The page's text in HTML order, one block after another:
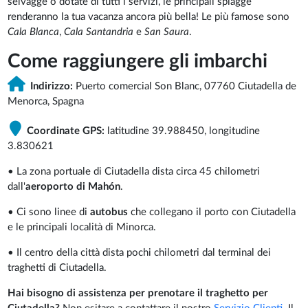
renderanno la tua vacanza ancora più bella! Le più famose sono
Cala Blanca,Cala SantandriaeSan Saura.
Come raggiungere gli imbarchi
Indirizzo: Puerto comercial Son Blanc, 07760 Ciutadella de
Menorca, Spagna
Coordinate GPS: latitudine 39.988450, longitudine
3.830621
• La zona portuale di Ciutadella dista circa 45 chilometri
dall'aeroporto di Mahón.
• Ci sono linee diautobusche collegano il porto con Ciutadella
e le principali località di Minorca.
• Il centro della città dista pochi chilometri dal terminal dei
traghetti di Ciutadella.
Hai bisogno di assistenza per prenotare il
traghetto per